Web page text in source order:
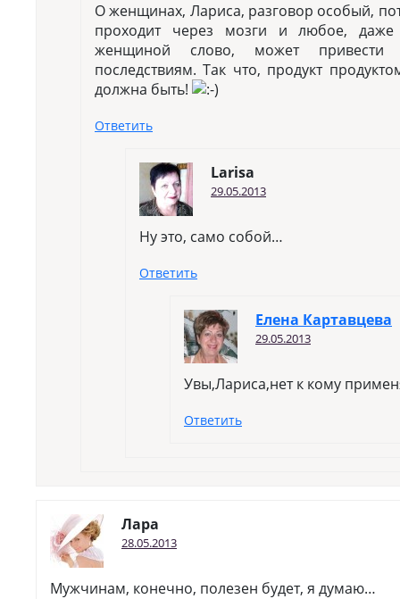
О женщинах, Лариса, разговор особый,
проходит через мозги и любое, даже
женщиной слово, может привести
последствиям. Так что, продукт
должна быть!
Ответить
Larisa
29.05.2013
Ну это, само собой…
Ответить
Елена Картавцева
29.05.2013
Увы,Лариса,нет к кому
Ответить
Лара
28.05.2013
Мужчинам, конечно, полезен будет, я думаю…